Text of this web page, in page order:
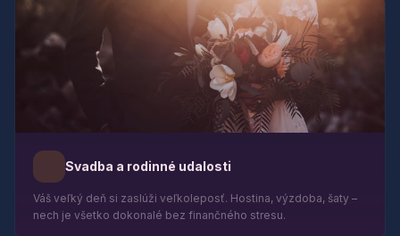
Svadba a rodinné udalosti
Váš veľký deň si zaslúži veľkoleposť. Hostina, výzdoba, šaty –
nech je všetko dokonalé bez finančného stresu.